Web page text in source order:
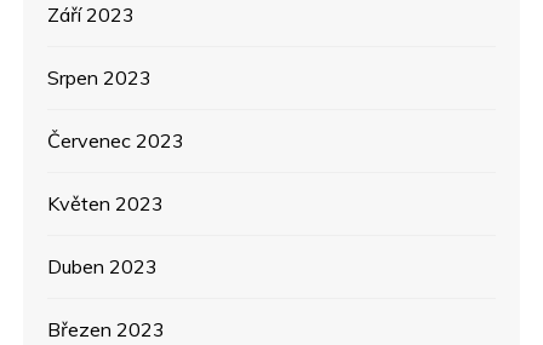
Září 2023
Srpen 2023
Červenec 2023
Květen 2023
Duben 2023
Březen 2023